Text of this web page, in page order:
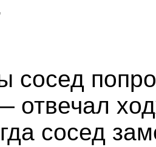
сосед
отвечал
сосед